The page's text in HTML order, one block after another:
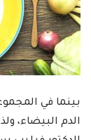
بينما في
الدم البيضاء،